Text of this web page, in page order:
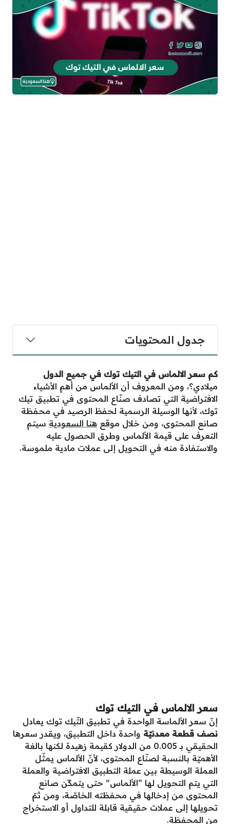
جدول المحتويات
كم سعر الالماس في التيك توك في جميع الدول
ميلادي؟، ومن المعروف أن الألماس من أهم الأشياء
الافتراضية التي تصادف صنّاع المحتوى في تطبيق تيك
توك، لأنها الوسيلة الرسمية لحفظ الرصيد في محفظة
صانع المحتوى، ومن خلال موقع هنا السعودية سيتم
التعرف على قيمة الألماس وطرق الحصول عليه
والاستفادة منه في التحويل إلى عملات مادية ملموسة.
سعر الالماس في التيك توك
إنّ سعر الألماسة الواحدة في تطبيق التّيك توك يعادل
نصف قطعة معدنيّة واحدة داخل التطبيق، ويقدر سعرها
الحقيقي بـ 0.005 من الدولار كقيمة زهيدة لكنها بالغة
الأهميّة بالنسبة لصنّاع المحتوى، لأنّ الألماس يمثّل
العملة الوسيطة بين عملة التطبيق الافتراضية والعملة
التي يتم التحويل لها “الألماس” حتى يتمكّن صانع
المحتوى من إدخالها في محفظته الخاصّة، ومن ثمّ
تحويلها إلى عملات حقيقية قابلة للتداول أو الاستخراج
من المحفظة.